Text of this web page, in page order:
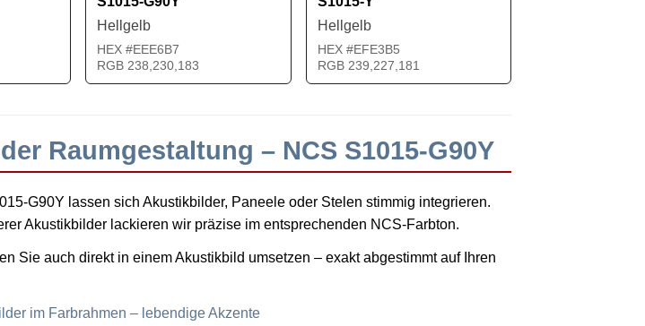
Hellgelb
HEX #EEE6B7
RGB 238,230,183
Hellgelb
HEX #EFE3B5
RGB 239,227,181
Raumgestaltung – NCS S1015-G90Y
G90Y lassen sich Akustikbilder, Paneele oder Stelen stimmig integrieren.
Akustikbilder lackieren wir präzise im entsprechenden NCS-Farbton.
Sie auch direkt in einem Akustikbild umsetzen – exakt abgestimmt auf Ihren
im Farbrahmen – lebendige Akzente